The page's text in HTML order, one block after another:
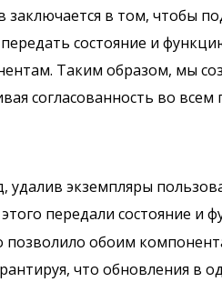
в том, чтобы
состояние и
Таким образом, мы
согласованность во
экземпляры
передали состояние и
позволило обоим
что обновления в